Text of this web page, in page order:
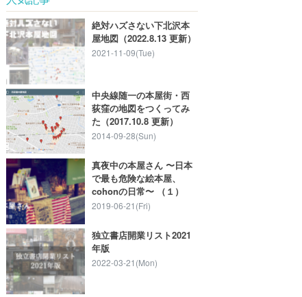
絶対ハズさない下北沢本
屋地図（2022.8.13 更新）
2021-11-09(Tue)
中央線随一の本屋街・西
荻窪の地図をつくってみ
た（2017.10.8 更新）
2014-09-28(Sun)
真夜中の本屋さん 〜日本
で最も危険な絵本屋、
cohonの日常〜 （１）
2019-06-21(Fri)
独立書店開業リスト2021
年版
2022-03-21(Mon)